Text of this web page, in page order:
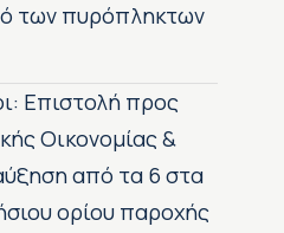
των πυρόπληκτων
Επιστολή προς
Οικονομίας &
από τα 6 στα
ορίου παροχής